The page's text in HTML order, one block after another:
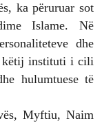
ka përuruar sot
Islame. Në
dhe
këtij instituti i cili
hulumtuese të
Myftiu, Naim